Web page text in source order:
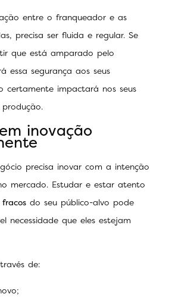
entre o franqueador e as
precisa ser fluida e regular. Se
que está amparado pelo
essa segurança aos seus
certamente impactará nos seus
inovação
precisa inovar com a intenção
mercado. Estudar e estar atento
do seu público-alvo pode
necessidade que eles estejam
de: